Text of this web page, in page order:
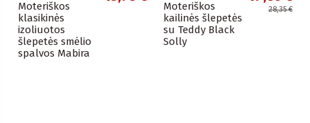
Moteriškos
klasikinės
izoliuotos
šlepetės smėlio
spalvos Mabira
Moteriškos
kailinės šlepetės
su Teddy Black
Solly
28,35 €